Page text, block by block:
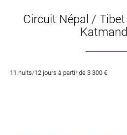
Circuit Népal /
11 nuits/12 jours à partir de 3 300 €